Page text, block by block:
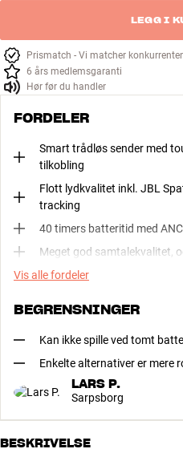
LEGG I
Prismatch - Vi matcher
6 års medlemsgaranti
Hør før du handler
FORDELER
Smart trådløs sender med
tilkobling
Flott lydkvalitet inkl. JBL
tracking
40 timers batteritid med ANC
Meget god samtalekvalitet,
Vis alle fordeler
BEGRENSNINGER
Kan ikke spille ved tomt
Enkelte alternativer er mere
LARS P.
Sarpsborg
BESKRIVELSE